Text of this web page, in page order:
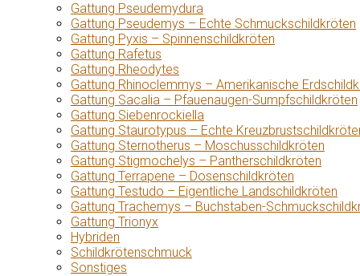
Gattung Pseudemydura
Gattung Pseudemys – Echte Schmuckschildkröten
Gattung Pyxis – Spinnenschildkröten
Gattung Rafetus
Gattung Rheodytes
Gattung Rhinoclemmys – Amerikanische
Gattung Sacalia – Pfauenaugen-Sumpfschildkröten
Gattung Siebenrockiella
Gattung Staurotypus – Echte
Gattung Sternotherus – Moschusschildkröten
Gattung Stigmochelys – Pantherschildkröten
Gattung Terrapene – Dosenschildkröten
Gattung Testudo – Eigentliche Landschildkröten
Gattung Trachemys – Buchstaben-
Gattung Trionyx
Hybriden
Schildkrötenschmuck
Sonstiges